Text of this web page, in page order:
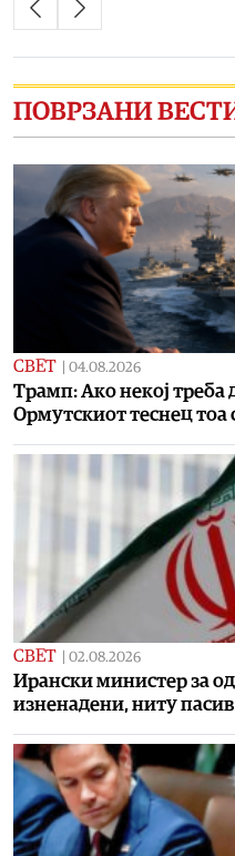
ПОВРЗАНИ
СВЕТ 04.08.2026
Tрамп: Ако некој треба
Ормутскиот теснец тоа
СВЕТ 02.08.2026
Ирански министер за
изненадени, ниту